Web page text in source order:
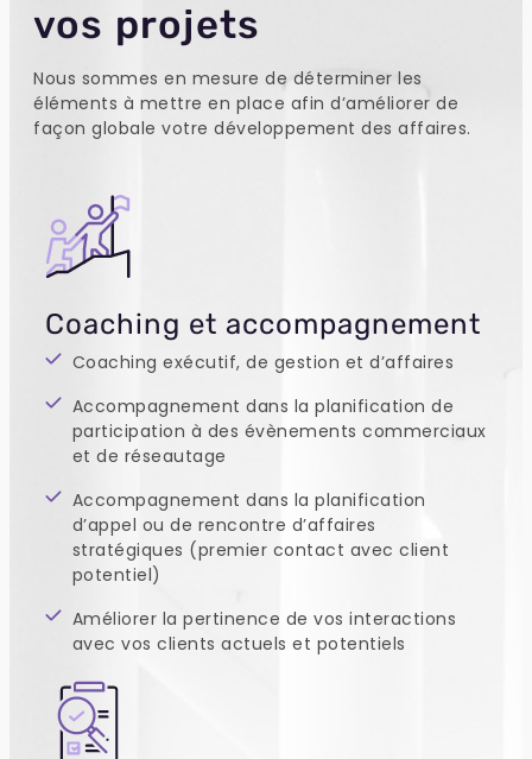
vos projets
Nous sommes en mesure de déterminer les
éléments à mettre en place afin d’améliorer de
façon globale votre développement des affaires.
Coaching et accompagnement
Coaching exécutif, de gestion et d’affaires
Accompagnement dans la planification de
participation à des évènements commerciaux
et de réseautage
Accompagnement dans la planification
d’appel ou de rencontre d’affaires
stratégiques (premier contact avec client
potentiel)
Améliorer la pertinence de vos interactions
avec vos clients actuels et potentiels